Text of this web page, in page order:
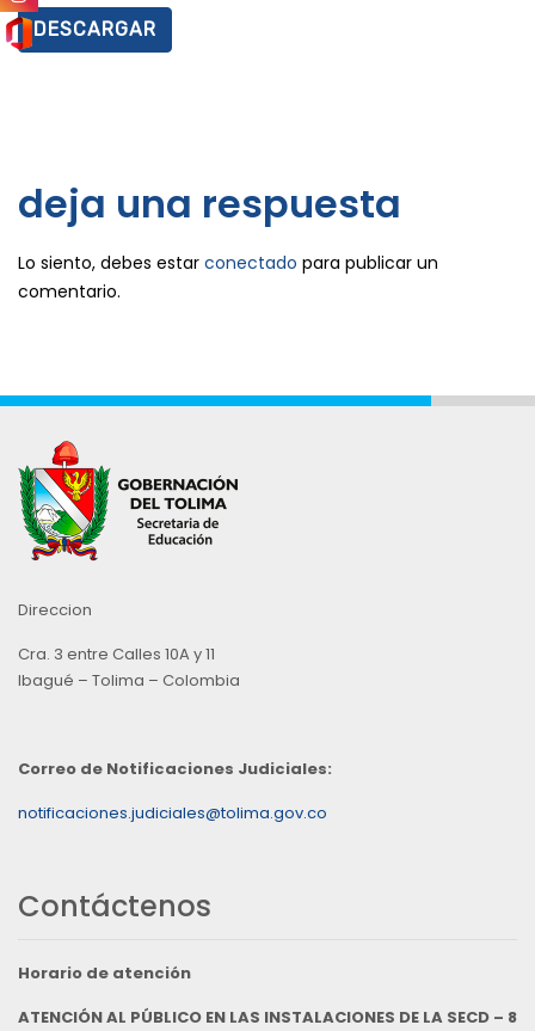
DESCARGAR
deja una respuesta
Lo siento, debes estar conectado para publicar un
comentario.
Direccion
Cra. 3 entre Calles 10A y 11
Ibagué – Tolima – Colombia
Correo de Notificaciones Judiciales:
notificaciones.judiciales@tolima.gov.co
Contáctenos
Horario de atención
ATENCIÓN AL PÚBLICO EN LAS INSTALACIONES DE LA SECD – 8